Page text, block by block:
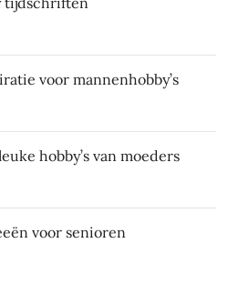
voor mannenhobby’s
hobby’s van moeders
voor senioren